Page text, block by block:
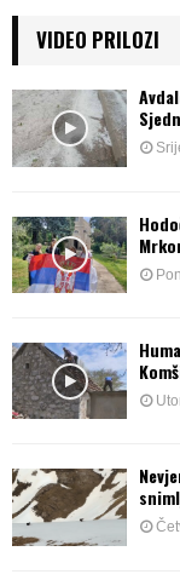
VIDEO PRILOZI